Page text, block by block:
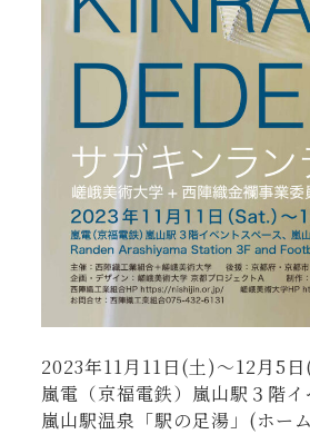
2023年11月11日(土)～12月5
嵐電（京福電鉄）嵐山駅３階
嵐山駅温泉「駅の足湯」(ホー